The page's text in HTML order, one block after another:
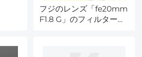
フジのレンズ「fe20mm
F1.8 G」のフィルター径